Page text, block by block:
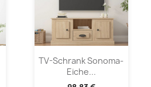
TV-Schrank Sonoma-
Eiche...